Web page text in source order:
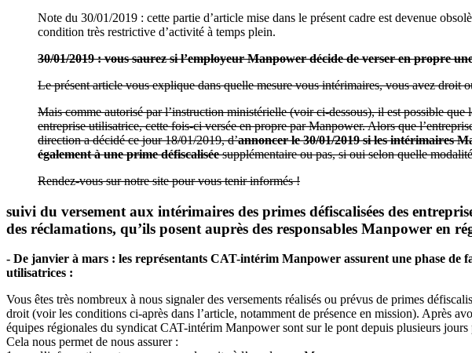
Note du 30/01/2019 : cette partie d’article mise dans le présent cadre est devenue
condition très restrictive d’activité à temps plein.
30/01/2019 : vous saurez si l’employeur Manpower décide de verser en propre
Le présent article vous explique dans quelle mesure vous intérimaires, vous avez
Mais comme autorisé par l’instruction ministérielle (voir ci-dessous), il est possible
entreprise utilisatrice, cette fois-ci versée en propre par Manpower. Alors que
direction a décidé ce jour 18/01/2019, d’annoncer le 30/01/2019 si les intérimaires
également à une prime défiscaliséesupplémentaire ou pas, si oui selon quelle
Rendez-vous sur notre site pour vous tenir informés !
suivi du versement aux intérimaires des primes défiscalisées des
des réclamations, qu’ils posent auprès des responsables Manpower en
- De janvier à mars : les représentants CAT-intérim Manpower assurent une phase de
utilisatrices :
Vous êtes très nombreux à nous signaler des versements réalisés ou prévus de primes
droit (voir les conditions ci-après dans l’article, notamment de présence en mission). Après
équipes régionales du syndicat CAT-intérim Manpower sont sur le pont depuis plusieurs
Cela nous permet de nous assurer :